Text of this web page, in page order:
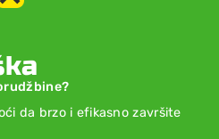
da brzo i efikasno završite